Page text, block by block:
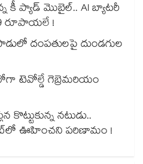
కీ ప్యాడ్ మొబైల్.. AI బ్యాటరీ
రూపాయలే !
దంపతులపై దుండగుల
టెవోల్డే గెబ్రెమరియం
కొట్టుకున్న నటుడు..
ఊహించని పరిణామం !